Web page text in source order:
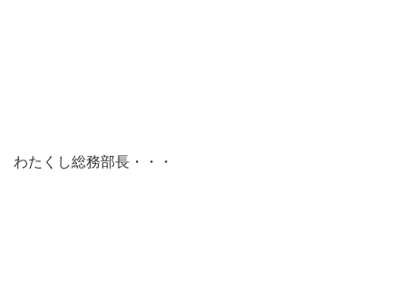
わたくし総務部長・・・